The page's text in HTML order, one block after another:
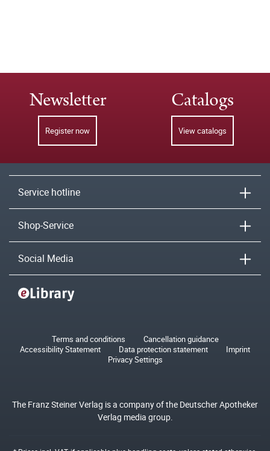
Newsletter
Register now
Catalogs
View catalogs
Service hotline
Shop-Service
Social Media
Terms and conditions
Cancellation guidance
Accessibility Statement
Data protection statement
Imprint
Privacy Settings
The Franz Steiner Verlag is a company of the Deutscher Apotheker
Verlag media group.